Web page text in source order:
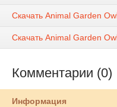
Скачать Animal Garden
Скачать Animal Garden
Комментарии (0)
Информация